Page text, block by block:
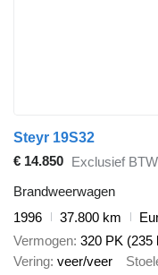
Steyr 19S32
€ 14.850 Exclusief BTW
Brandweerwagen
1996
37.800 km
Vermogen 320 PK (235
Vering veer/veer